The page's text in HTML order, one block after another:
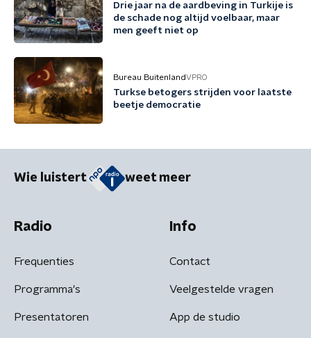
Drie jaar na de aardbeving in Turkije is
de schade nog altijd voelbaar, maar
men geeft niet op
Bureau BuitenlandVPRO
Turkse betogers strijden voor laatste
beetje democratie
Wie luistert weet meer
Radio
Frequenties
Programma's
Presentatoren
Info
Contact
Veelgestelde vragen
App de studio